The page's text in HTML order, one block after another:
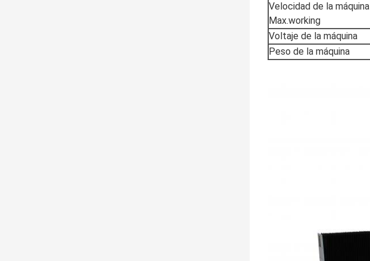
Velocidad de la máquina
Max.working
Voltaje de la máquina
Peso de la máquina